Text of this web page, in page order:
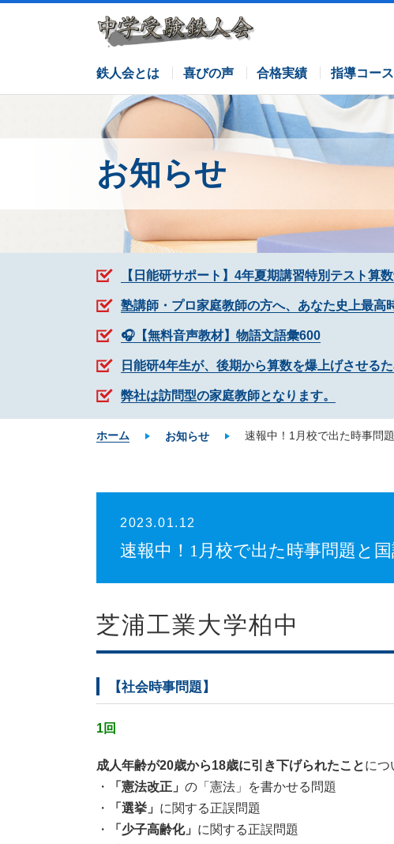
鉄人会とは 喜びの声 合格実績 指導コース
サピックスコース
栄光ゼミナールコース 各塾併用コース
お知らせ
【日能研サポート】4年夏期講習特別テスト算
塾講師・プロ家庭教師の方へ、あなた史上最高
🎧【無料音声教材】物語文語彙600
日能研4年生が、後期から算数を爆上げさせる
弊社は訪問型の家庭教師となります。
ホーム お知らせ 速報中！1月校で出た時事問
2023.01.12
速報中！1月校で出た時事問題と
芝浦工業大学柏中
【社会時事問題】
1回
成人年齢が20歳から18歳に引き下げられたことにつ
・
「憲法改正」 の「憲法」を書かせる問題
・
「選挙」 に関する正誤問題
・
「少子高齢化」 に関する正誤問題